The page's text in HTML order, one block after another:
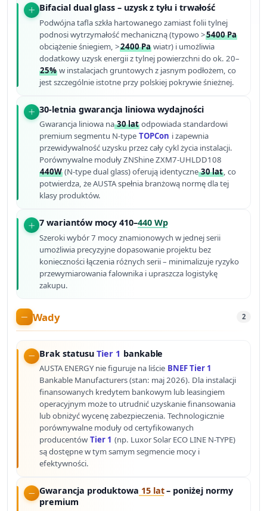
Bifacial dual glass – uzysk z tyłu i trwałość
Podwójna tafla szkła hartowanego zamiast folii tylnej
podnosi wytrzymałość mechaniczną (typowo >5400 Pa
obciążenie śniegiem, >2400 Pa wiatr) i umożliwia
dodatkowy uzysk energii z tylnej powierzchni do ok. 20–
25% w instalacjach gruntowych z jasnym podłożem, co
jest szczególnie istotne przy polskiej pokrywie śnieżnej.
30-letnia gwarancja liniowa wydajności
Gwarancja liniowa na30 lat odpowiada standardowi
premium segmentu N-type TOPCon i zapewnia
przewidywalność uzysku przez cały cykl życia instalacji.
Porównywalne moduły ZNShine ZXM7-UHLDD108
440W (N-type dual glass) oferują identyczne30 lat, co
potwierdza, że AUSTA spełnia branżową normę dla tej
klasy produktów.
7 wariantów mocy 410–440 Wp
Szeroki wybór 7 mocy znamionowych w jednej serii
umożliwia precyzyjne dopasowanie projektu bez
konieczności łączenia różnych serii – minimalizuje ryzyko
przewymiarowania falownika i upraszcza logistykę
zakupu.
Wady 2
Brak statusu Tier 1 bankable
AUSTA ENERGY nie figuruje na liście BNEF Tier 1
Bankable Manufacturers (stan: maj 2026). Dla instalacji
finansowanych kredytem bankowym lub leasingiem
operacyjnym może to utrudnić uzyskanie finansowania
lub obniżyć wycenę zabezpieczenia. Technologicznie
porównywalne moduły od certyfikowanych
producentów Tier 1 (np. Luxor Solar ECO LINE N-TYPE)
są dostępne w tym samym segmencie mocy i
efektywności.
Gwarancja produktowa 15 lat– poniżej normy
premium